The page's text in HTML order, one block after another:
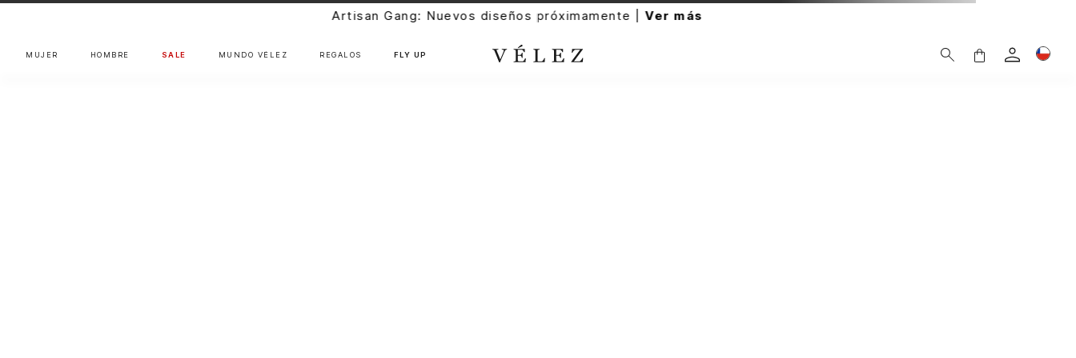
Artisan Gang: Nuevos diseños próximamente |Ver más
MUJER HOMBRE SALE MUNDO VÉLEZ REGALOS FLY UP